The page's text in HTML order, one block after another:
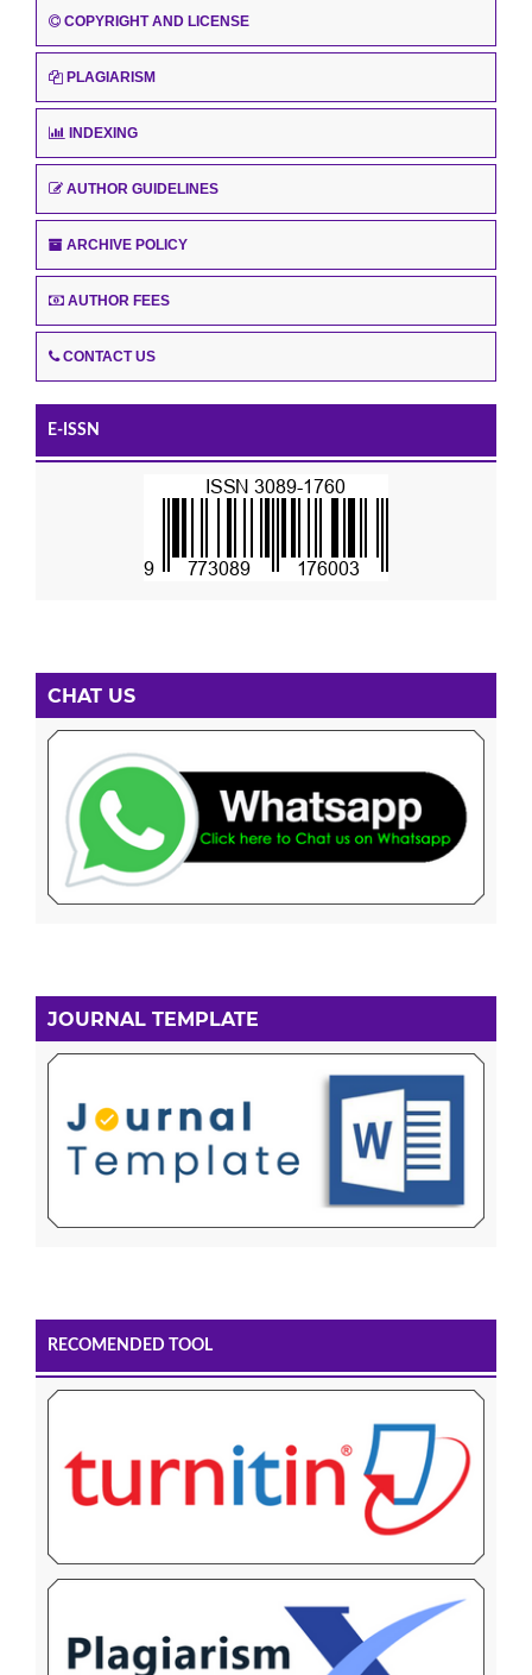
COPYRIGHT AND LICENSE
PLAGIARISM
INDEXING
AUTHOR GUIDELINES
ARCHIVE POLICY
AUTHOR FEES
CONTACT US
E-ISSN
CHAT US
JOURNAL TEMPLATE
RECOMENDED TOOL